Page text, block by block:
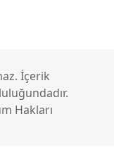
İçerik
Hakları